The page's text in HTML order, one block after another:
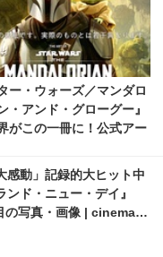
ー・ウォーズ／マンダロ
・アンド・グローグー』
がこの一冊に！公式アー
感動」記録的大ヒット中
ンド・ニュー・デイ』
の写真・画像 | cinemacaf